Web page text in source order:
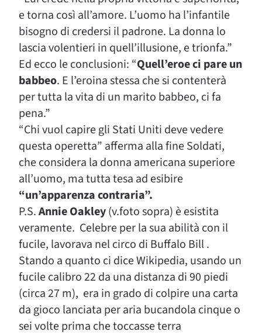
e torna così all’amore. L’uomo ha l’infantile
bisogno di credersi il padrone. La donna lo
lascia volentieri in quell’illusione, e trionfa.”
Ed ecco le conclusioni: “Quell’eroe ci pare un
babbeo. E l’eroina stessa che si contenterà
per tutta la vita di un marito babbeo, ci fa
pena.”
“Chi vuol capire gli Stati Uniti deve vedere
questa operetta” afferma alla fine Soldati,
che considera la donna americana superiore
all’uomo, ma tutta tesa ad esibire
“un’apparenza contraria”.
P.S.Annie Oakley(v.foto sopra) è esistita
veramente. Celebre per la sua abilità con il
fucile, lavorava nel circo di Buffalo Bill .
Stando a quanto ci dice Wikipedia, usando un
fucile calibro 22 da una distanza di 90 piedi
(circa 27 m), era in grado di colpire una carta
da gioco lanciata per aria bucandola cinque o
sei volte prima che toccasse terra